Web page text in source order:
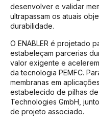
desenvolver e validar
ultrapassam os atuais
durabilidade.
O ENABLER é projetado
estabeleçam parcerias
valor exigente e
da tecnologia PEMFC.
membranas em
estabelecido de pilhas de
Technologies GmbH,
de projeto associado.